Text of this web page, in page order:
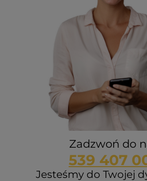
Zadzwoń do
539 407
Jesteśmy do Twojej